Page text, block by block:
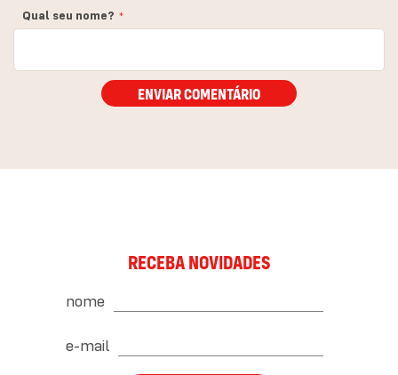
Qual seu nome?
ENVIAR COMENTÁRIO
RECEBA NOVIDADES
nome
e-mail